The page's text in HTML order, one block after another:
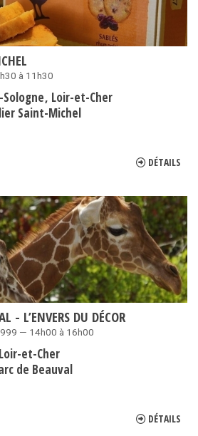
à 11h30
Sologne Loir-et-Cher
Saint-Michel
DÉTAILS
- L’ENVERS DU DÉCOR
— 14h00 à 16h00
Loir-et-Cher
de Beauval
DÉTAILS